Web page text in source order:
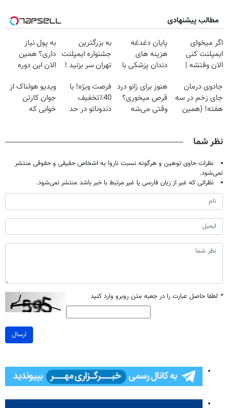
مطالب پیشنهادی
اگر میخوای
ایمپلنت کنی
الان وقتشه |
میلیون تومان!!!
پایان دغدغه
هزینه های
دندان پزشکی با
خانگی
به بزرگترین
جشنواره ایمپلنت
تهران سر بزنید !
میلیون !
به پول نیاز
داری؟ همین
الان این دوره
کن تا دیر نشده!
جادوی درمان
جای زخم در سه
هفته! (همین
هنوز برای زانو درد
قرص میخوری؟
وقتی می‌شه
فرصت ویژه! با
40٪تخفیف
دندوناتو در حد
ویدیو هولناک از
جوان کارتن
خوابی که
نظر شما
نظرات حاوی توهین و هرگونه نسبت ناروا به اشخاص حقیقی و حقوقی منتشر
نمی‌شود.
نظراتی که غیر از زبان فارسی یا غیر مرتبط با خبر باشد منتشر نمی‌شود.
* لطفا حاصل عبارت را در جعبه متن روبرو وارد کنید
ارسال